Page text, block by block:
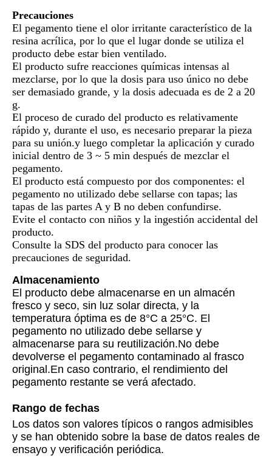
Precauciones
El pegamento tiene el olor irritante característico de la
resina acrílica, por lo que el lugar donde se utiliza el
producto debe estar bien ventilado.
El producto sufre reacciones químicas intensas al
mezclarse, por lo que la dosis para uso único no debe
ser demasiado grande, y la dosis adecuada es de 2 a 20
g.
El proceso de curado del producto es relativamente
rápido y, durante el uso, es necesario preparar la pieza
para su unión.y luego completar la aplicación y curado
inicial dentro de 3 ~ 5 min después de mezclar el
pegamento.
El producto está compuesto por dos componentes: el
pegamento no utilizado debe sellarse con tapas; las
tapas de las partes A y B no deben confundirse.
Evite el contacto con niños y la ingestión accidental del
producto.
Consulte la SDS del producto para conocer las
precauciones de seguridad.
Almacenamiento
El producto debe almacenarse en un almacén
fresco y seco, sin luz solar directa, y la
temperatura óptima es de 8°C a 25°C. El
pegamento no utilizado debe sellarse y
almacenarse para su reutilización.No debe
devolverse el pegamento contaminado al frasco
original.En caso contrario, el rendimiento del
pegamento restante se verá afectado.
Rango de fechas
Los datos son valores típicos o rangos admisibles
y se han obtenido sobre la base de datos reales de
ensayo y verificación periódica.